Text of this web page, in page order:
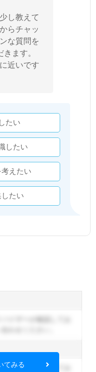
し教えて
らチャッ
な質問を
ます。
近いです
たい
したい
えたい
たい
イザーが確認してお
てみる